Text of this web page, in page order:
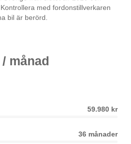
med fordonstillverkaren
bil är berörd.
månad
59.980 kr
36 månader